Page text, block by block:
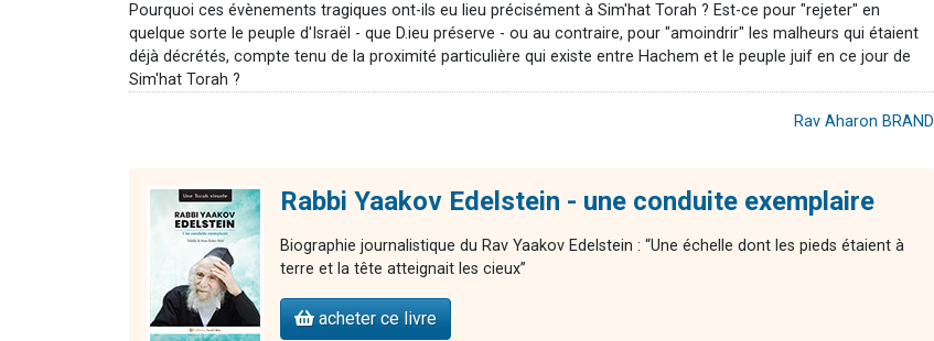
Pourquoi ces évènements tragiques ont-ils eu lieu précisément à Sim'hat Torah ? Est-ce pour "rejeter" en
quelque sorte le peuple d'Israël - que D.ieu préserve - ou au contraire, pour "amoindrir" les malheurs qui étaient
déjà décrétés, compte tenu de la proximité particulière qui existe entre Hachem et le peuple juif en ce jour de
Sim'hat Torah ?
Rav Aharon BRAND
Rabbi Yaakov Edelstein - une conduite exemplaire
Biographie journalistique du Rav Yaakov Edelstein : “Une échelle dont les pieds étaient à
terre et la tête atteignait les cieux”
acheter ce livre